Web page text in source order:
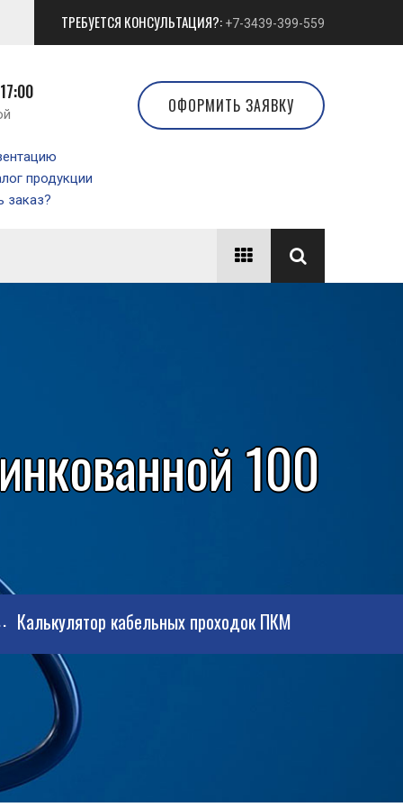
ТРЕБУЕТСЯ КОНСУЛЬТАЦИЯ?: +7-3439-399-559
продукции
заказ?
ОФОРМИТЬ ЗАЯВКУ
100
Калькулятор кабельных проходок ПКМ